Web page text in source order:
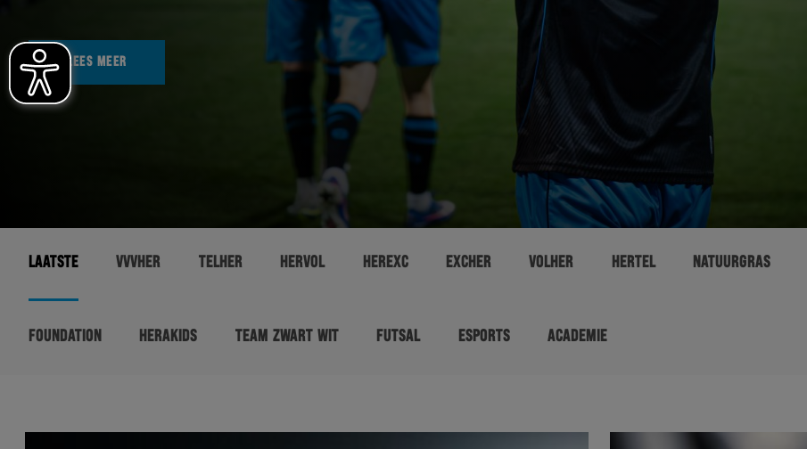
LEES MEER
LAATSTE VVVHER TELHER HERVOL HEREXC EXCHER VOLHER HERTEL NATUURGRAS
FOUNDATION HERAKIDS TEAM ZWART WIT FUTSAL ESPORTS ACADEMIE